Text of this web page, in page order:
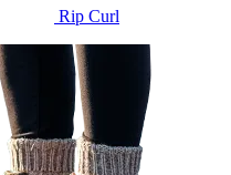
Rip Curl